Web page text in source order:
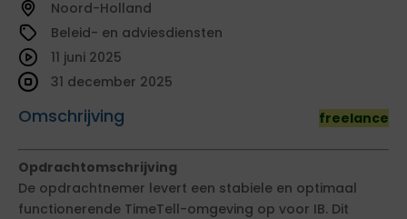
Noord-Holland
Beleid- en adviesdiensten
Omschrijving freelance
11 juni 2025
31 december 2025
Opdrachtomschrijving
De opdrachtnemer levert een stabiele en optimaal
functionerende TimeTell-omgeving op voor IB. Dit